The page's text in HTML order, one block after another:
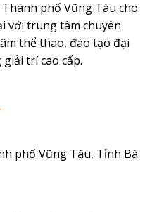
phố Vũng Tàu cho
với trung tâm chuyên
thể thao, đào tạo đại
trí cao cấp.
phố Vũng Tàu, Tỉnh Bà